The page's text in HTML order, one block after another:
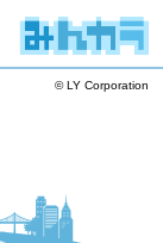
© LY Corporation